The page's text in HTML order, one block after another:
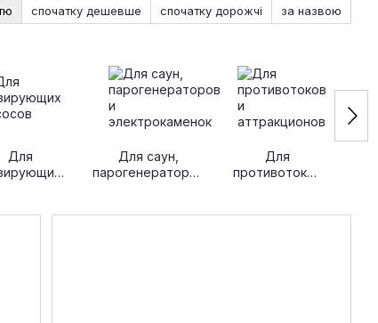
спочатку дешевше спочатку дорожчі за назвою
Для
Для саун,
парогенераторов
Для
противотоков